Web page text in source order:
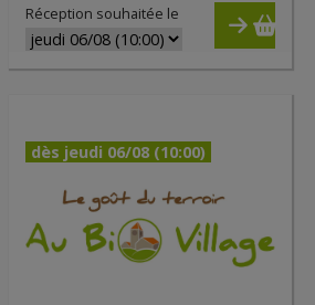
Réception souhaitée le
dès jeudi 06/08 (10:00)